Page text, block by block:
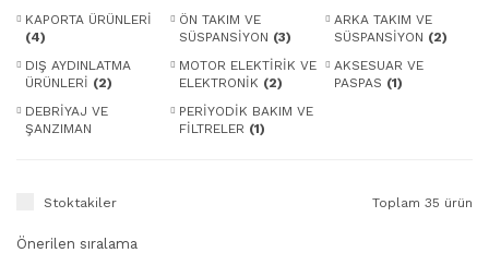
KAPORTA ÜRÜNLERİ
(4)
ÖN TAKIM VE
SÜSPANSİYON (3)
ARKA TAKIM VE
SÜSPANSİYON (2)
DIŞ AYDINLATMA
ÜRÜNLERİ (2)
MOTOR ELEKTİRİK VE
ELEKTRONİK (2)
AKSESUAR VE
PASPAS (1)
DEBRİYAJ VE
ŞANZIMAN
PERİYODİK BAKIM VE
FİLTRELER (1)
Stoktakiler Toplam 35 ürün